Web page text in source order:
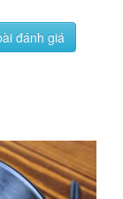
đánh giá